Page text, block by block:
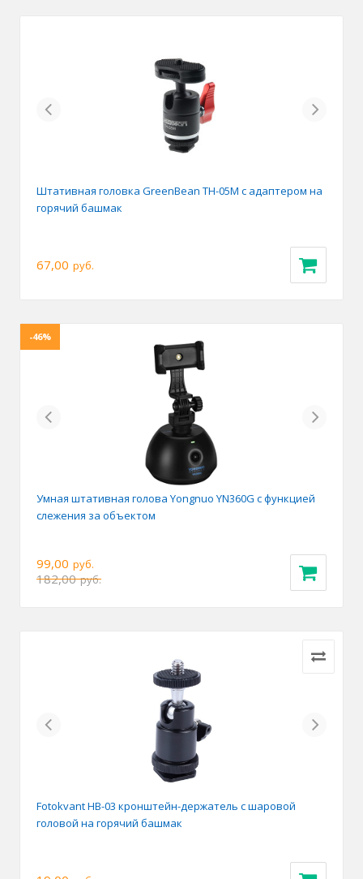
Previous Next
Штативная головка GreenBean TH-05M с адаптером на
горячий башмак
67,00 руб.
-46%
Previous Next
Умная штативная голова Yongnuo YN360G с функцией
слежения за объектом
99,00 руб.
182,00 руб.
Previous Next
Fotokvant HB-03 кронштейн-держатель с шаровой
головой на горячий башмак